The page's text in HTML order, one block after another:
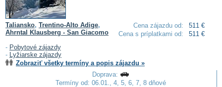
Cena zájazdu od:
511 €
Cena s príplatkami od:
511 €
Taliansko, Trentino-Alto Adige,
Ahrntal Klausberg - San Giacomo
- Pobytové zájazdy
- Lyžiarske zájazdy
Zobraziť všetky termíny a popis zájazdu »
Doprava:
Termíny od: 06.01., 4, 5, 6, 7, 8 dňové